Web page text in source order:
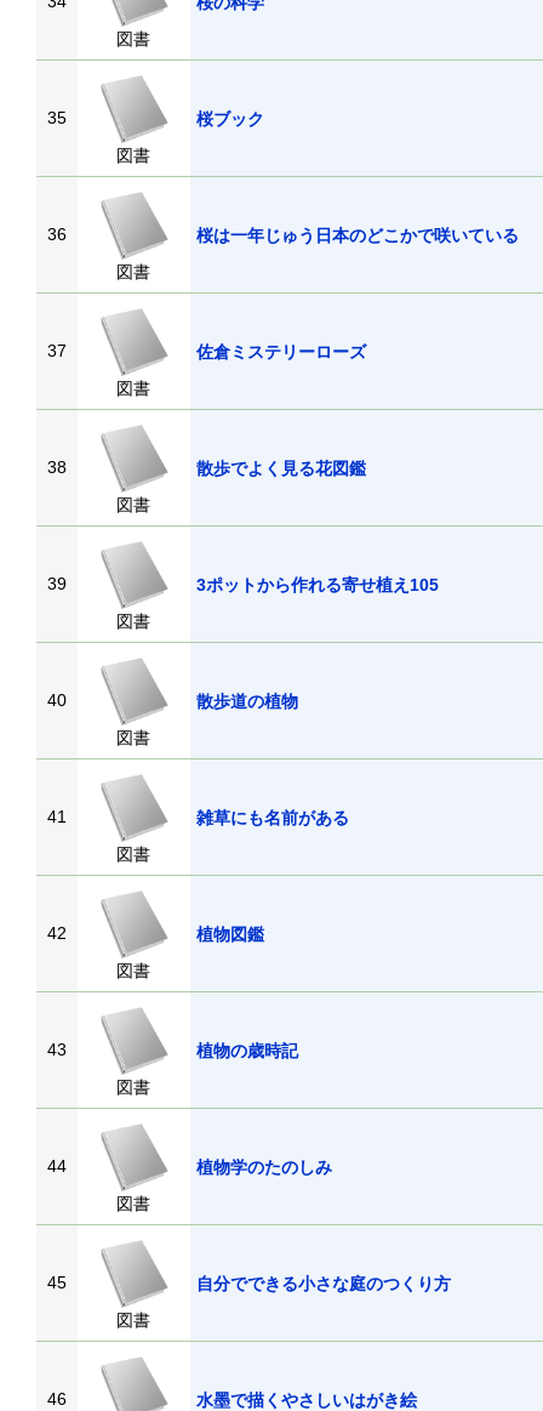
図書
35
図書
桜ブック
36
図書
桜は一年じゅう日本のどこかで咲いている
37
図書
佐倉ミステリーローズ
38
図書
散歩でよく見る花図鑑
39
図書
3ポットから作れる寄せ植え105
40
図書
散歩道の植物
41
図書
雑草にも名前がある
42
図書
植物図鑑
43
図書
植物の歳時記
44
図書
植物学のたのしみ
45
図書
自分でできる小さな庭のつくり方
46
水墨で描くやさしいはがき絵